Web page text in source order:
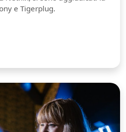
e Tigerplug.